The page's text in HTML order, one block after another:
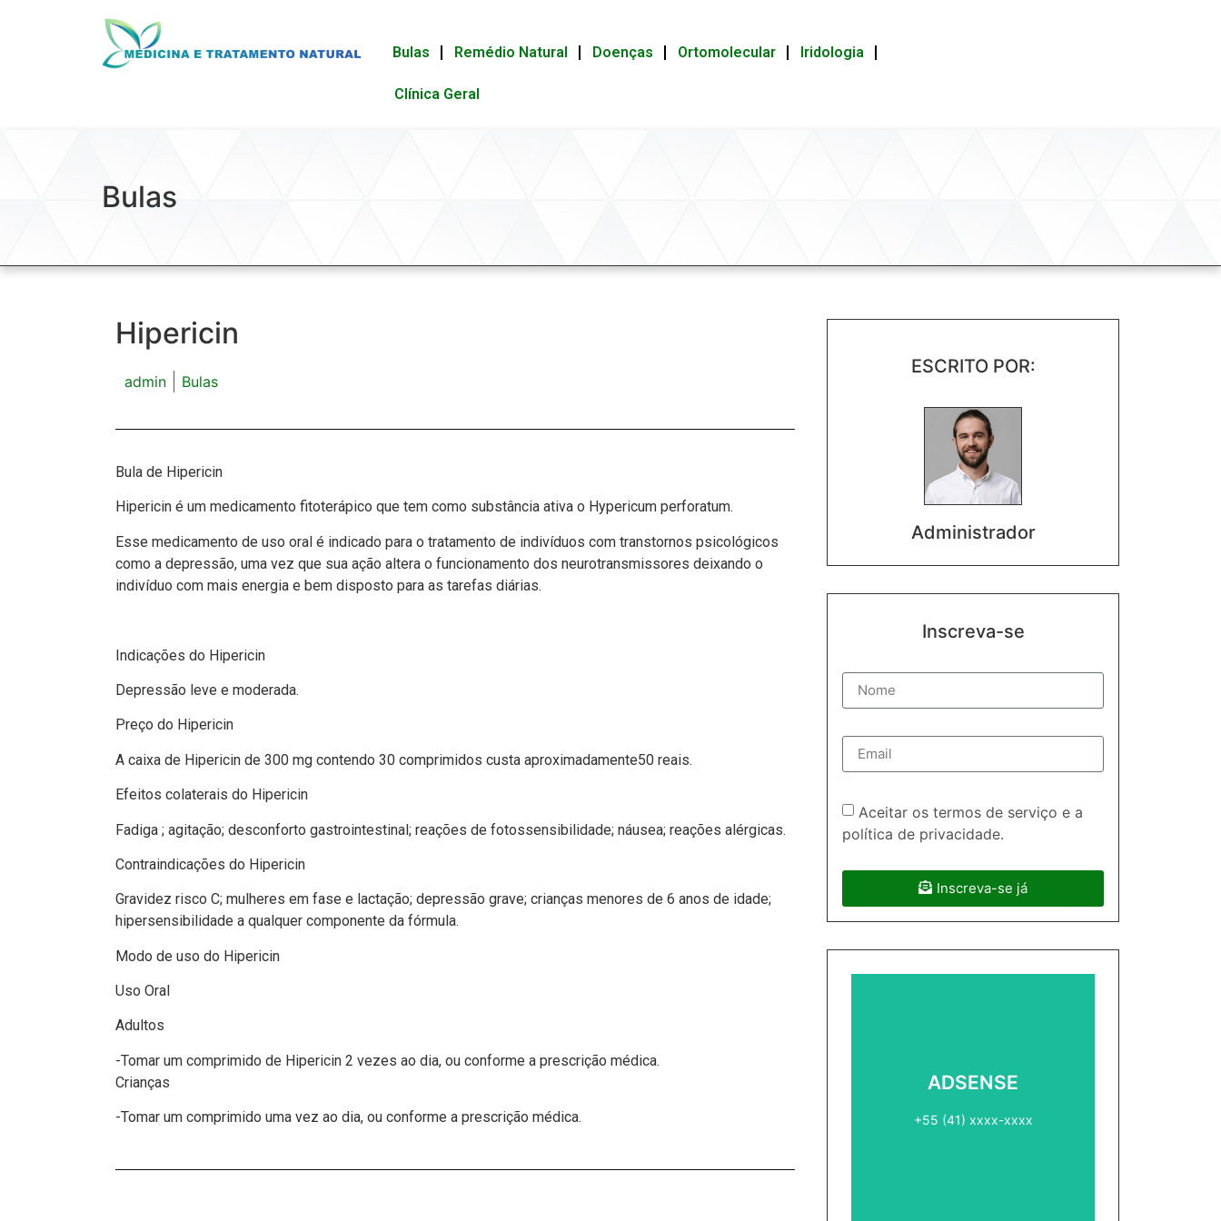
Bulas Remédio Natural Doenças Ortomolecular Iridologia
Clínica Geral
Bulas
Hipericin
admin Bulas
Bula de Hipericin
Hipericin é um medicamento fitoterápico que tem como substância ativa o Hypericum perforatum.
Esse medicamento de uso oral é indicado para o tratamento de indivíduos com transtornos psicológicos
como a depressão, uma vez que sua ação altera o funcionamento dos neurotransmissores deixando o
indivíduo com mais energia e bem disposto para as tarefas diárias.
Indicações do Hipericin
Depressão leve e moderada.
Preço do Hipericin
A caixa de Hipericin de 300 mg contendo 30 comprimidos custa aproximadamente50 reais.
Efeitos colaterais do Hipericin
Fadiga ; agitação; desconforto gastrointestinal; reações de fotossensibilidade; náusea; reações alérgicas.
Contraindicações do Hipericin
Gravidez risco C; mulheres em fase e lactação; depressão grave; crianças menores de 6 anos de idade;
hipersensibilidade a qualquer componente da fórmula.
Modo de uso do Hipericin
Uso Oral
Adultos
-Tomar um comprimido de Hipericin 2 vezes ao dia, ou conforme a prescrição médica.
Crianças
-Tomar um comprimido uma vez ao dia, ou conforme a prescrição médica.
ESCRITO POR:
Administrador
Inscreva-se
Aceitar os termos de serviço e a
política de privacidade.
Inscreva-se já
ADSENSE
+55 (41) xxxx-xxxx
ADSENSE2
+55 (41) xxxx-xxxx